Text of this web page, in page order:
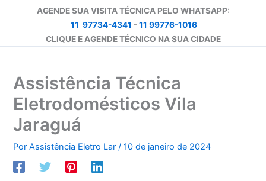
AGENDE SUA VISITA TÉCNICA PELO WHATSAPP:
11 97734-4341 -11 99776-1016
CLIQUE E AGENDE TÉCNICO NA SUA CIDADE
Assistência Técnica
Eletrodomésticos Vila
Jaraguá
PorAssistência Eletro Lar/10 de janeiro de 2024